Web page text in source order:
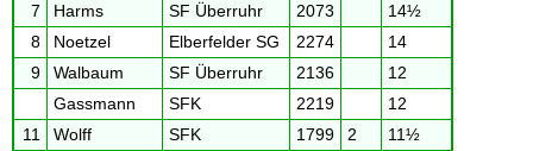
7
Harms SF Überruhr 2073
14½
8
Noetzel Elberfelder SG 2274
14
9
Walbaum SF Überruhr 2136
12
Gassmann
SFK 2219
12
11
Wolff SFK 1799 2
11½